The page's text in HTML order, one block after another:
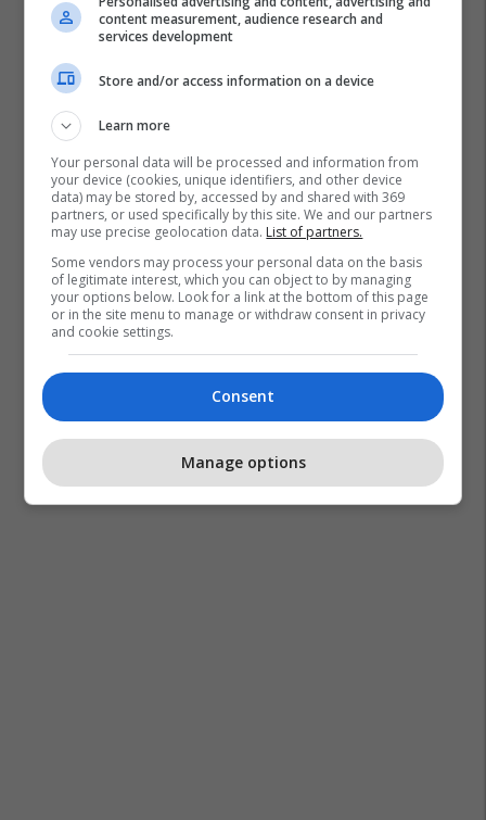
content measurement, audience research and
services development
Store and/or access information on a device
Learn more
Your personal data will be processed and information from
your device (cookies, unique identifiers, and other device
data) may be stored by, accessed by and shared with 369
partners, or used specifically by this site. We and our partners
may use precise geolocation data. List of partners.
Some vendors may process your personal data on the basis
of legitimate interest, which you can object to by managing
your options below. Look for a link at the bottom of this page
or in the site menu to manage or withdraw consent in privacy
and cookie settings.
Consent
Manage options